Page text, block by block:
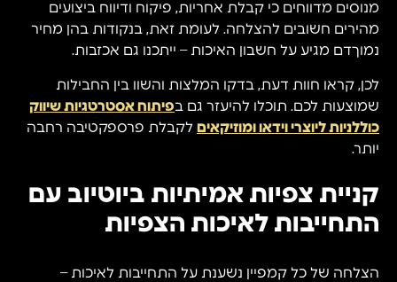
מנוסים מדווחים כי קבלת אחריות, פיקוח ודיווח ביצועים
מהירים חשובים להצלחה. לעומת זאת, בנקודות בהן מחיר
נמוךדם מגיע על חשבון האיכות – ייתכנו גם אכזבות.
לכן, קראו חוות דעת, בדקו המלצות והשוו בין החבילות
שמוצעות לכם. תוכלו להיעזר גם בפיתוח אסטרטגיות שיווק
כוללניות ליוצרי וידאו ומוזיקאים לקבלת פרספקטיבה רחבה
יותר.
קניית צפיות אמיתיות ביוטיוב עם
התחייבות לאיכות הצפיות
הצלחה של כל קמפיין נשענת על התחייבות לאיכות –